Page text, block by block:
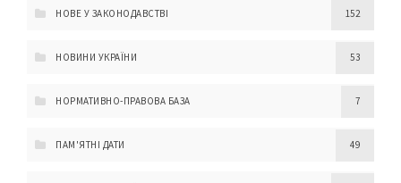
НОВЕ У ЗАКОНОДАВСТВІ 152
НОВИНИ УКРАЇНИ 53
НОРМАТИВНО-ПРАВОВА БАЗА 7
ПАМ'ЯТНІ ДАТИ 49